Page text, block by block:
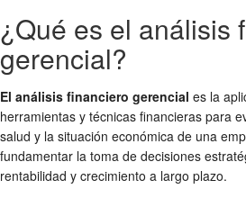
¿Qué es el análisis
gerencial?
El análisis financiero gerencial es la
herramientas y técnicas financieras para
salud y la situación económica de una
fundamentar la toma de decisiones
rentabilidad y crecimiento a largo plazo.